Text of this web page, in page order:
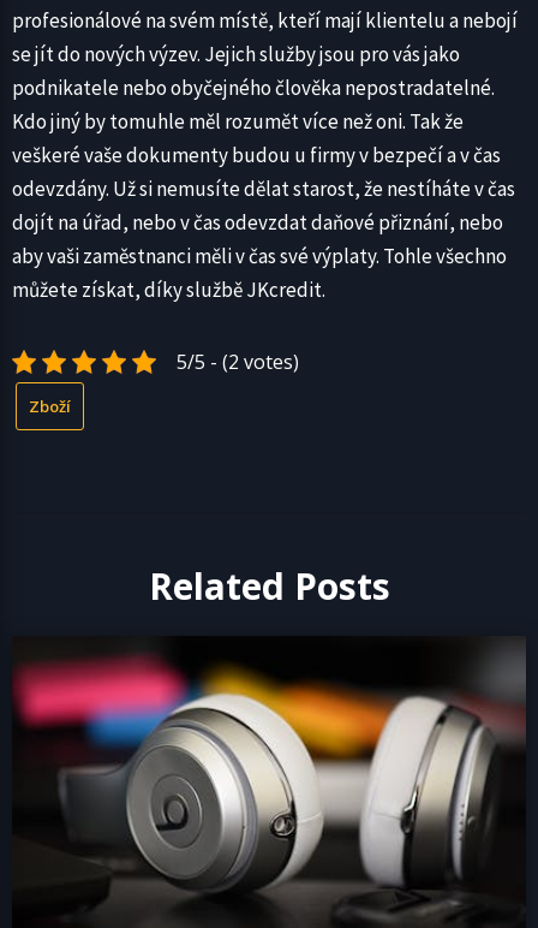
profesionálové na svém místě, kteří mají klientelu a nebojí
se jít do nových výzev. Jejich služby jsou pro vás jako
podnikatele nebo obyčejného člověka nepostradatelné.
Kdo jiný by tomuhle měl rozumět více než oni. Tak že
veškeré vaše dokumenty budou u firmy v bezpečí a v čas
odevzdány. Už si nemusíte dělat starost, že nestíháte v čas
dojít na úřad, nebo v čas odevzdat daňové přiznání, nebo
aby vaši zaměstnanci měli v čas své výplaty. Tohle všechno
můžete získat, díky službě JKcredit.
5/5 - (2 votes)
Zboží
Related Posts